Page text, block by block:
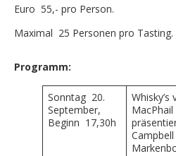
Euro 55,- pro Person.
Maximal 25 Personen pro Tasting.
Programm:
Sonntag 20.
September,
Beginn 17,30h
MacPhail
Campbell